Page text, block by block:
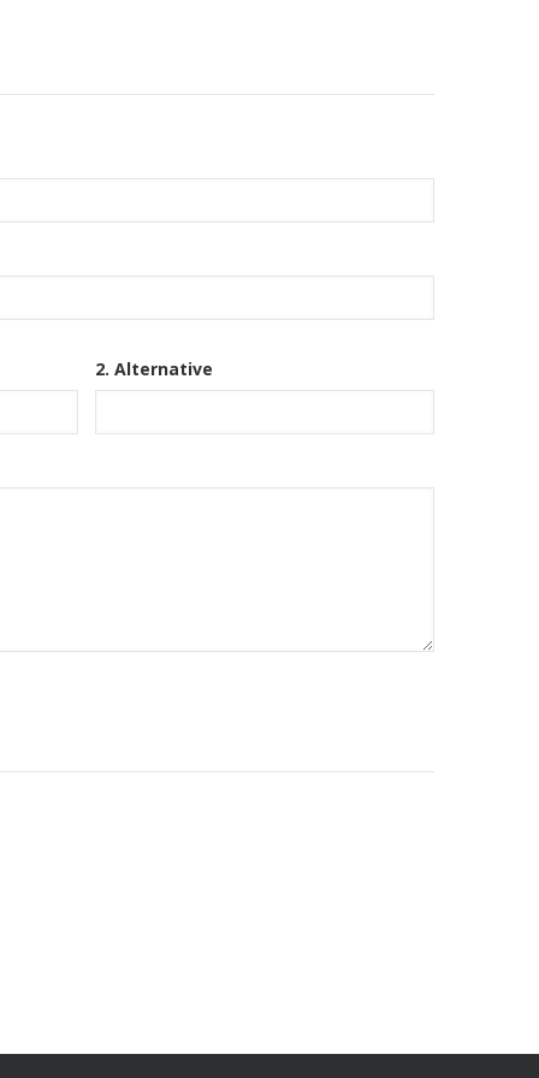
2. Alternative